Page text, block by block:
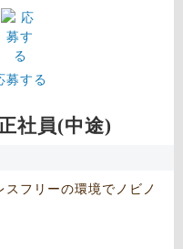
募する
社員(中途)
スフリーの環境でノビノ